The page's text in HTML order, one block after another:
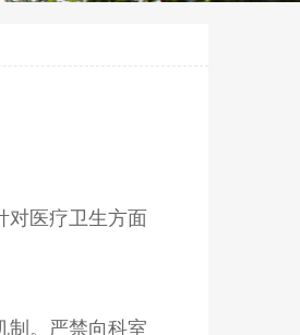
对医疗卫生方面
制。严禁向科室